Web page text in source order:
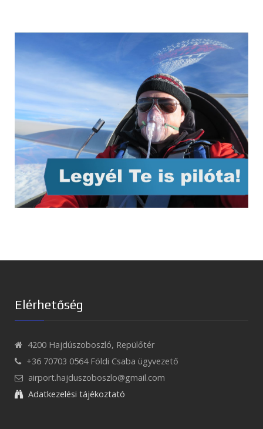
Elérhetőség
4200 Hajdúszoboszló, Repülőtér
+36 70703 0564 Földi Csaba ügyvezető
airport.hajduszoboszlo@gmail.com
Adatkezelési tájékoztató